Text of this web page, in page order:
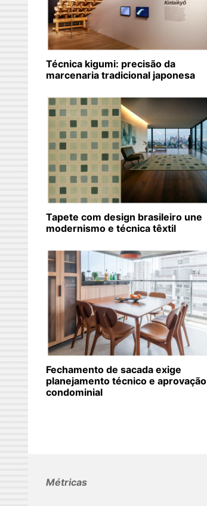
Técnica kigumi: precisão da
marcenaria tradicional japonesa
Tapete com design brasileiro une
modernismo e técnica têxtil
Fechamento de sacada exige
planejamento técnico e aprovação
condominial
Métricas